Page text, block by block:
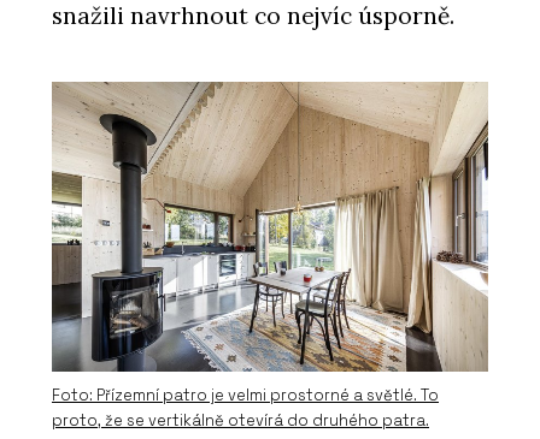
snažili navrhnout co nejvíc úsporně.
Foto: Přízemní patro je velmi prostorné a světlé. To
proto, že se vertikálně otevírá do druhého patra.